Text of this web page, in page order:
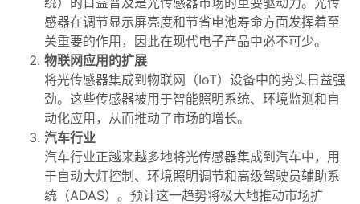
感器在调节显示屏亮度和节省电池寿命方面发挥着至
关重要的作用，因此在现代电子产品中必不可少。
物联网应用的扩展
将光传感器集成到物联网（IoT）设备中的势头日益强
劲。这些传感器被用于智能照明系统、环境监测和自
动化应用，从而推动了市场的增长。
汽车行业
汽车行业正越来越多地将光传感器集成到汽车中，用
于自动大灯控制、环境照明调节和高级驾驶员辅助系
统（ADAS）。预计这一趋势将极大地推动市场扩